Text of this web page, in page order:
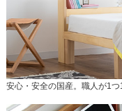
安心・安全の国産。職人が1つ